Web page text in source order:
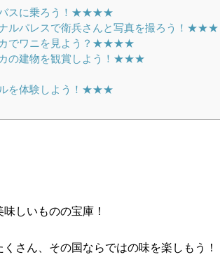
スに乗ろう！★★★★
ルパレスで衛兵さんと写真を撮ろう！★★★
でワニを見よう？★★★★
の建物を観賞しよう！★★★
を体験しよう！★★★
しいものの宝庫！
さん、その国ならではの味を楽しもう！